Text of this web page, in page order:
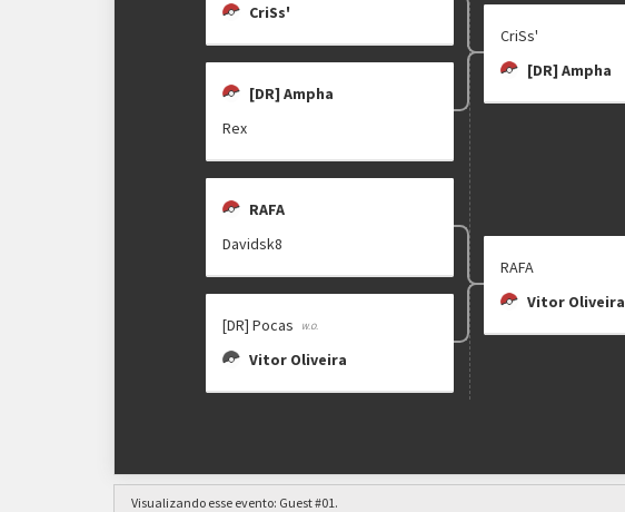
CriSs'
[DR] Ampha
Rex
RAFA
Davidsk8
[DR] Pocas
Vitor Oliveira
CriSs'
[DR] Ampha
RAFA
Vitor Oliveira
Visualizando esse evento: Guest #01.